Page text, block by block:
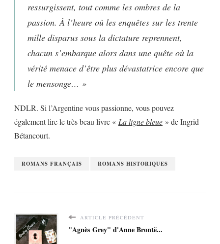
ressurgissent, tout comme les ombres de la
passion. À l’heure où les enquêtes sur les trente
mille disparus sous la dictature reprennent,
chacun s’embarque alors dans une quête où la
vérité menace d’être plus dévastatrice encore que
le mensonge… »
NDLR. Si l’Argentine vous passionne, vous pouvez
également lire le très beau livre « La ligne bleue » de Ingrid
Bétancourt.
ROMANS FRANÇAIS ROMANS HISTORIQUES
ARTICLE PRÉCÉDENT
"Agnès Grey" d'Anne Brontë...